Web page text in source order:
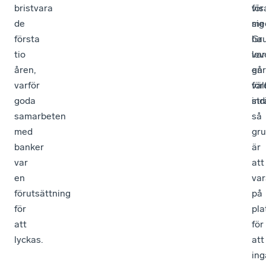
bristvara
de
första
tio
åren,
varför
goda
samarbeten
med
banker
var
en
förutsättning
för
att
lyckas.
för
går
så
är
att
på
för
att
sig
ha
en